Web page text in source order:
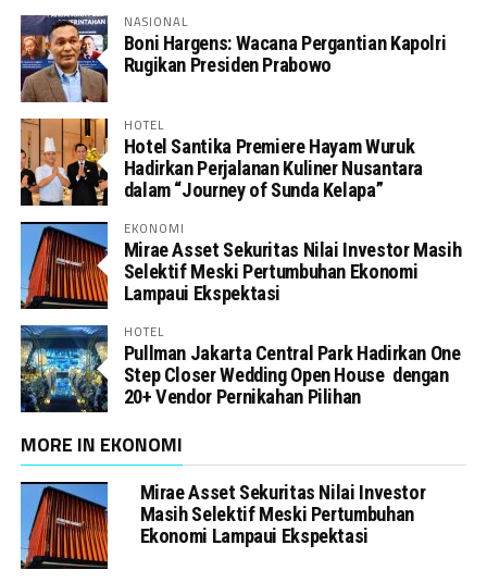
NASIONAL
Boni Hargens: Wacana Pergantian Kapolri
Rugikan Presiden Prabowo
HOTEL
Hotel Santika Premiere Hayam Wuruk
Hadirkan Perjalanan Kuliner Nusantara
dalam “Journey of Sunda Kelapa”
EKONOMI
Mirae Asset Sekuritas Nilai Investor Masih
Selektif Meski Pertumbuhan Ekonomi
Lampaui Ekspektasi
HOTEL
Pullman Jakarta Central Park Hadirkan One
Step Closer Wedding Open House dengan
20+ Vendor Pernikahan Pilihan
MORE IN EKONOMI
Mirae Asset Sekuritas Nilai Investor
Masih Selektif Meski Pertumbuhan
Ekonomi Lampaui Ekspektasi